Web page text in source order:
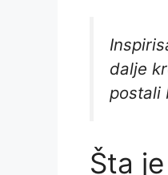
dalje
postali
Šta